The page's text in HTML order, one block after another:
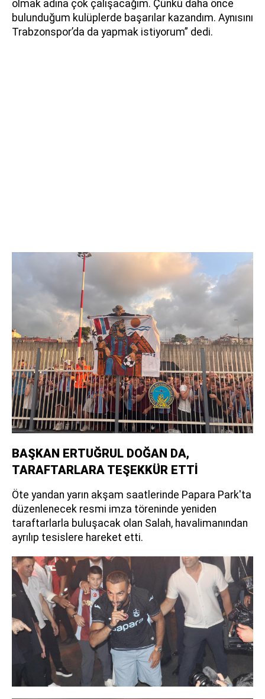
olmak adına çok çalışacağım. Çünkü daha önce
bulunduğum kulüplerde başarılar kazandım. Aynısını
Trabzonspor’da da yapmak istiyorum” dedi.
BAŞKAN ERTUĞRUL DOĞAN DA,
TARAFTARLARA TEŞEKKÜR ETTİ
Öte yandan yarın akşam saatlerinde Papara Park'ta
düzenlenecek resmi imza töreninde yeniden
taraftarlarla buluşacak olan Salah, havalimanından
ayrılıp tesislere hareket etti.